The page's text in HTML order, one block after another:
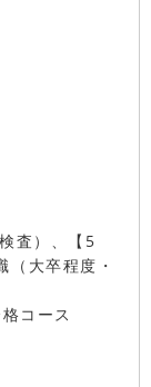
査）、【5
大卒程度・
コース